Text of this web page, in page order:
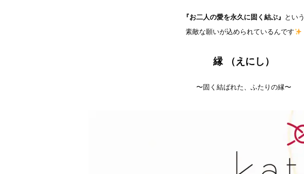
『お二人の愛を永久に固く結ぶ』
という
素敵な願いが込められているんです
縁 （えにし ）
〜固く結ばれた、ふたりの縁〜